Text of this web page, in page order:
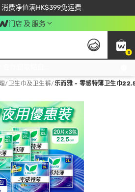
费净值满HK$399免运费
易赏钱会员尽享独家优惠
满$450 输入 NEWAPP 即减$50
门店 及 服务
0
/ 卫生巾及卫生裤/乐而雅 - 零感特薄卫生巾